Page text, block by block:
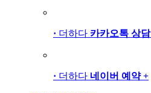
· 더하다 카카오톡 상담
· 더하다 네이버 예약 +